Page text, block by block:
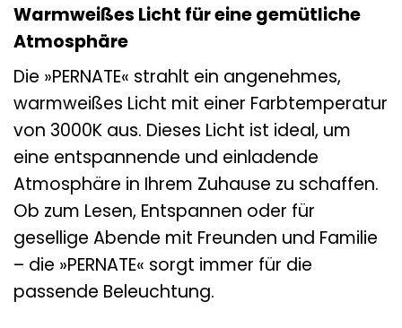
Warmweißes Licht für eine gemütliche
Atmosphäre
Die »PERNATE« strahlt ein angenehmes,
warmweißes Licht mit einer Farbtemperatur
von 3000K aus. Dieses Licht ist ideal, um
eine entspannende und einladende
Atmosphäre in Ihrem Zuhause zu schaffen.
Ob zum Lesen, Entspannen oder für
gesellige Abende mit Freunden und Familie
– die »PERNATE« sorgt immer für die
passende Beleuchtung.